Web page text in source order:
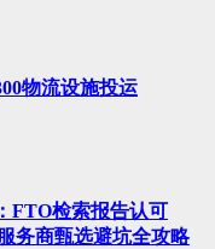
物流设施投运
FTO检索报告认可
务商甄选避坑全攻略